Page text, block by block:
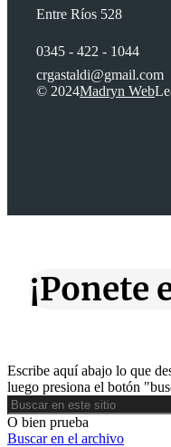
Entre Ríos 528
0345 - 422 - 1044
crgastaldi@gmail.com
© 2024Madryn Web
¡Ponete
Escribe aquí abajo lo que
luego presiona el botón
Buscar
O bien prueba
Buscar en el archivo